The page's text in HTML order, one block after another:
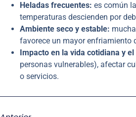
Heladas frecuentes: es común
temperaturas descienden por
Ambiente seco y estable:
favorece un mayor enfriamiento
Impacto en la vida cotidiana y
personas vulnerables), afectar
o servicios.